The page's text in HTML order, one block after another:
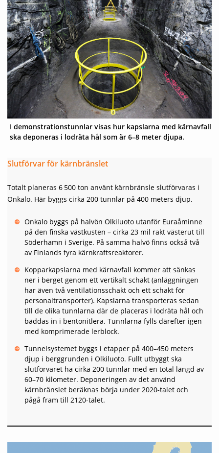
I demonstrationstunnlar visas hur kapslarna med kärnavfall
ska deponeras i lodräta hål som är 6–8 meter djupa.
Slutförvar för kärnbränslet
Totalt planeras 6 500 ton använt kärnbränsle slutförvaras i
Onkalo. Här byggs cirka 200 tunnlar på 400 meters djup.
Onkalo byggs på halvön Olkiluoto utanför Eura­åminne
på den finska västkusten – cirka 23 mil rakt västerut till
Söderhamn i Sverige. På samma halvö finns ­också två
av Finlands fyra kärnkrafts­reaktorer.
Kopparkapslarna med kärnavfall kommer att sänkas
ner i berget genom ett vertikalt schakt (anläggningen
har även två ventilationsschakt och ett schakt för
personal­transporter). ­Kapslarna transporteras sedan
till de olika tunnlarna där de placeras i lodräta hål och
bäddas in i bentonitlera. Tunnlarna fylls där­efter igen
med komprimerade lerblock.
Tunnelsystemet byggs i etapper på 400–450 meters
djup i berggrunden i Olkiluoto. Fullt utbyggt ska
slutförvaret ha cirka 200 tunnlar med en total längd av
60–70 kilometer. Deponeringen av det använd
kärnbränslet beräknas börja under 2020-talet och
pågå fram till 2120-talet.